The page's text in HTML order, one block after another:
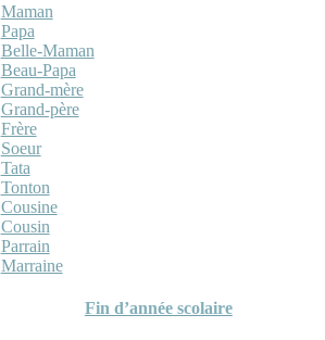
Maman
Papa
Belle-Maman
Beau-Papa
Grand-mère
Grand-père
Frère
Soeur
Tata
Tonton
Cousine
Cousin
Parrain
Marraine
Fin d’année scolaire